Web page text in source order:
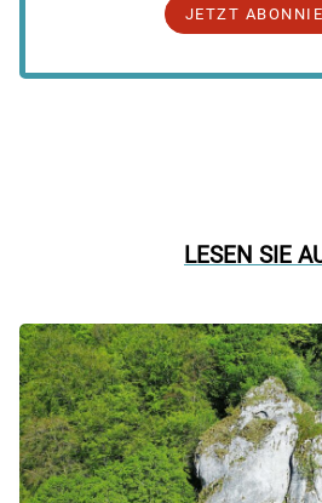
JETZT
LESEN SIE